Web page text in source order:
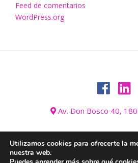
Feed de comentarios
WordPress.org
Av. Don Bosco 40,
AVISO LEGAL
Utilizamos cookies para ofrecerte la
nuestra web.